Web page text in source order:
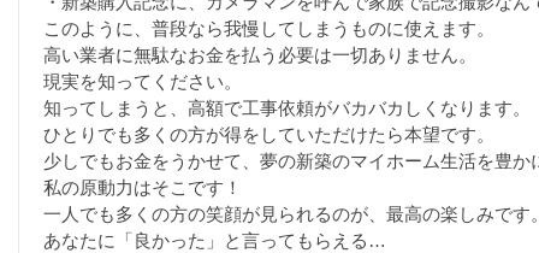
このように、普段なら我慢してしまうものに使えます。
高い業者に無駄なお金を払う必要は一切ありません。
現実を知ってください。
知ってしまうと、高額で工事依頼がバカバカしくなります。
ひとりでも多くの方が得をしていただけたら本望です。
少しでもお金をうかせて、夢の新築のマイホーム生活を豊
私の原動力はそこです！
一人でも多くの方の笑顔が見られるのが、最高の楽しみです
あなたに「良かった」と言ってもらえる…